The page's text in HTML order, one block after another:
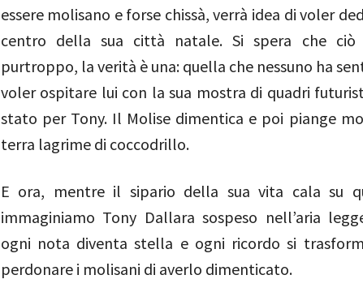
essere molisano e forse chissà, verrà idea di voler
centro della sua città natale. Si spera che ciò
purtroppo, la verità è una: quella che nessuno ha
voler ospitare lui con la sua mostra di quadri
stato per Tony. Il Molise dimentica e poi piange
terra lagrime di coccodrillo.
E ora, mentre il sipario della sua vita cala su
immaginiamo Tony Dallara sospeso nell’aria
ogni nota diventa stella e ogni ricordo si
perdonare i molisani di averlo dimenticato.